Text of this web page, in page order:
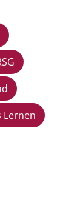
Lernen